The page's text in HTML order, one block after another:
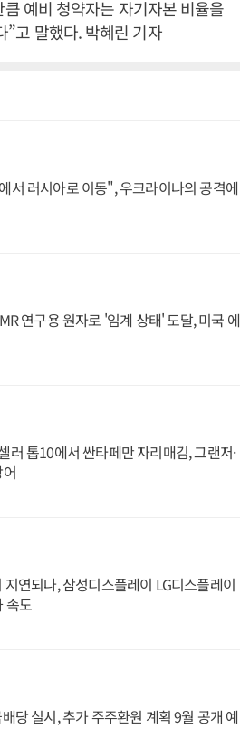
예비 청약자는 자기자본 비율을
”고 말했다. 박혜린 기자
서 러시아로 이동", 우크라이나의 공격에
연구용 원자로 '임계 상태' 도달, 미국 에
러 톱10에서 싼타페만 자리매김, 그랜저·
연되나, 삼성디스플레이 LG디스플레이
속도
당 실시, 추가 주주환원 계획 9월 공개 예